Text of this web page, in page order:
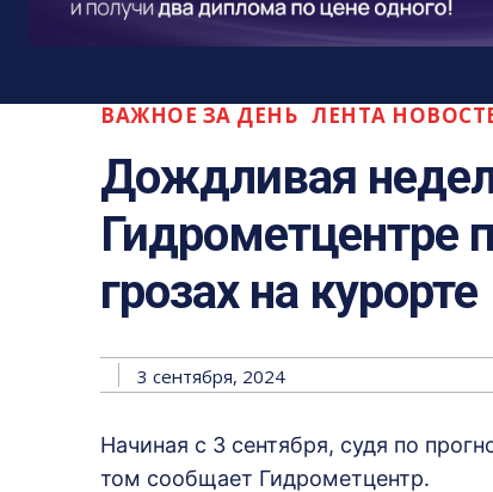
ВАЖНОЕ ЗА ДЕНЬ ЛЕНТА
Дождливая
Гидрометцентре
грозах на курорте
3 сентября, 2024
Начиная с 3 сентября, судя по
том сообщает Гидрометцентр.